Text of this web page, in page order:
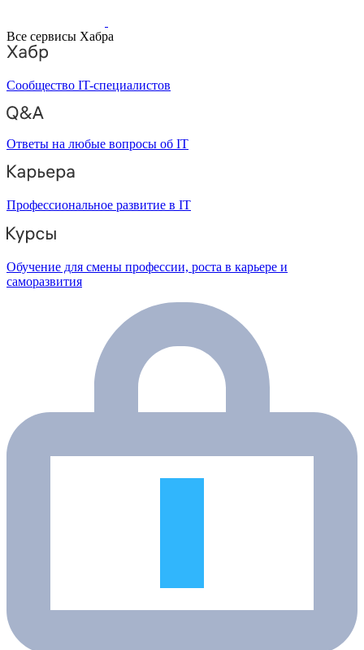
Все сервисы Хабра
Сообщество IT-специалистов
Ответы на любые вопросы об IT
Профессиональное развитие в IT
Обучение для смены профессии, роста в карьере и
саморазвития